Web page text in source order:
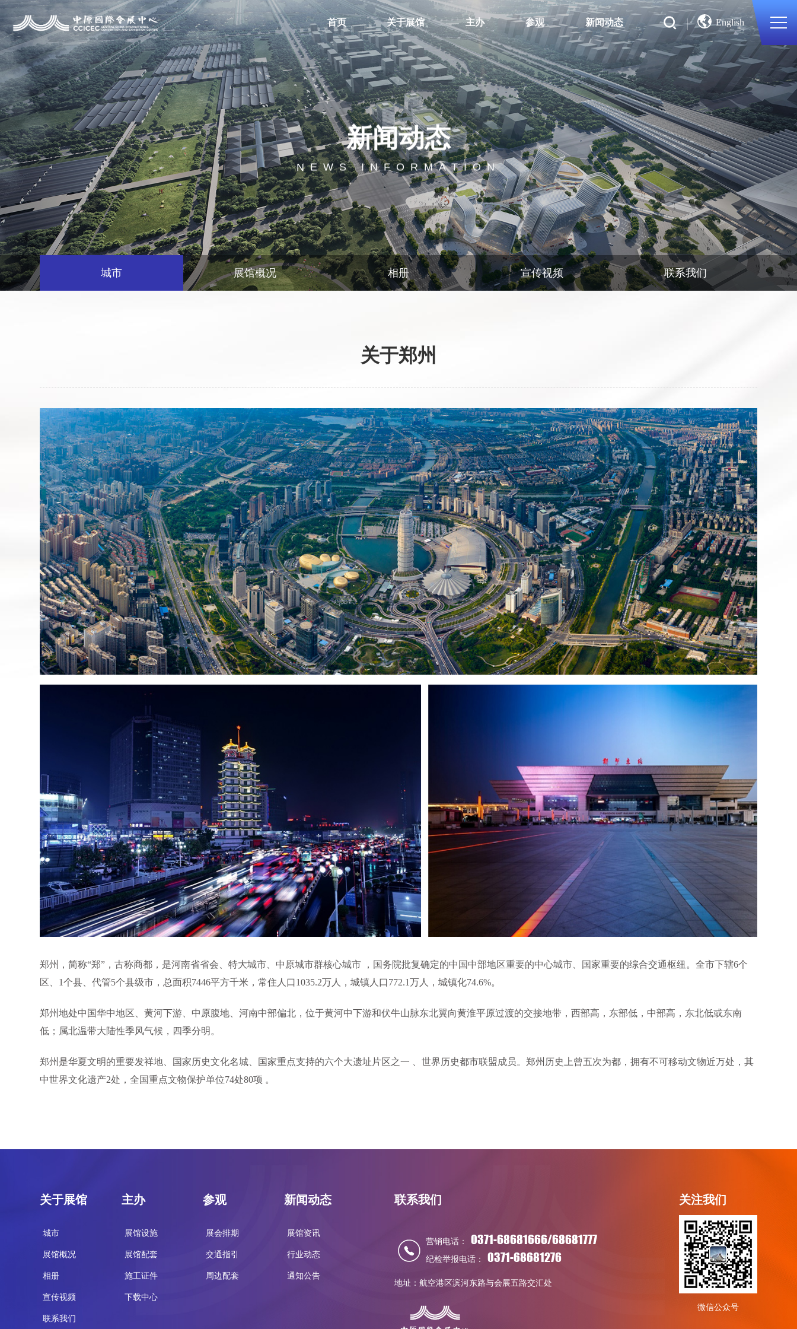
English
搜索
首页 关于展馆 主办 参观 新闻动态
新闻动态
NEWS INFORMATION
城市 展馆概况 相册 宣传视频 联系我们
关于郑州
郑州，简称“郑”，古称商都，是河南省省会、特大城市、中原城市群核心城市 ，国务院批复确定的中国中部地区重要的中心城市、国家重要的综合交通枢纽。全市下辖6个
区、1个县、代管5个县级市，总面积7446平方千米，常住人口1035.2万人，城镇人口772.1万人，城镇化74.6%。
郑州地处中国华中地区、黄河下游、中原腹地、河南中部偏北，位于黄河中下游和伏牛山脉东北翼向黄淮平原过渡的交接地带，西部高，东部低，中部高，东北低或东南
低；属北温带大陆性季风气候，四季分明。
郑州是华夏文明的重要发祥地、国家历史文化名城、国家重点支持的六个大遗址片区之一 、世界历史都市联盟成员。郑州历史上曾五次为都，拥有不可移动文物近万处，其
中世界文化遗产2处，全国重点文物保护单位74处80项 。
关于展馆
城市
展馆概况
相册
宣传视频
联系我们
主办
展馆设施
展馆配套
施工证件
下载中心
参观
展会排期
交通指引
周边配套
新闻动态
展馆资讯
行业动态
通知公告
联系我们
营销电话： 0371-68681666/68681777
纪检举报电话： 0371-68681276
地址：航空港区滨河东路与会展五路交汇处
关注我们
微信公众号